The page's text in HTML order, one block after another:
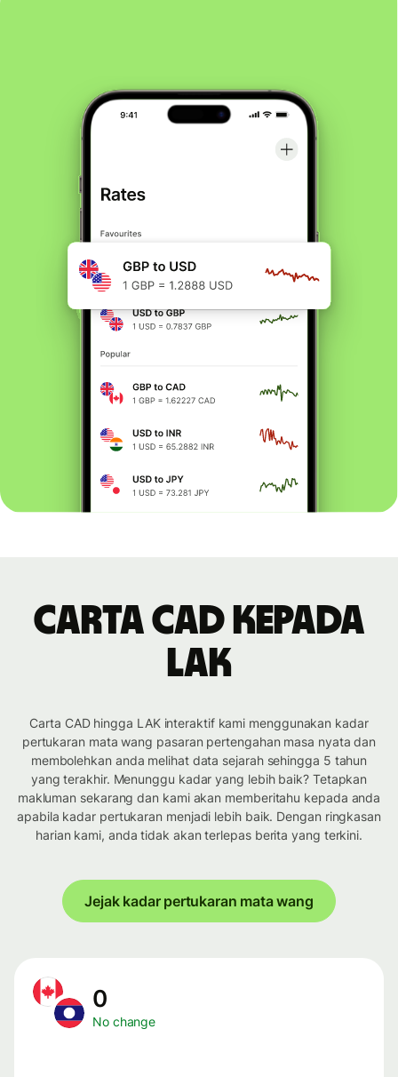
Carta CAD kepada
LAK
Carta CAD hingga LAK interaktif kami menggunakan kadar
pertukaran mata wang pasaran pertengahan masa nyata dan
membolehkan anda melihat data sejarah sehingga 5 tahun
yang terakhir. Menunggu kadar yang lebih baik? Tetapkan
makluman sekarang dan kami akan memberitahu kepada anda
apabila kadar pertukaran menjadi lebih baik. Dengan ringkasan
harian kami, anda tidak akan terlepas berita yang terkini.
Jejak kadar pertukaran mata wang
0
No change